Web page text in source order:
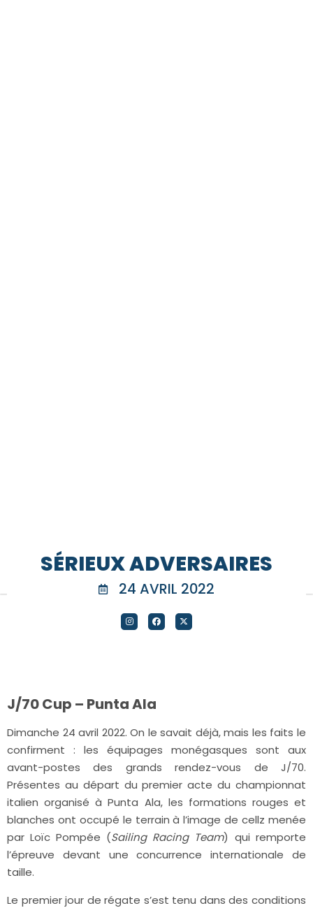
SÉRIEUX ADVERSAIRES
24 AVRIL 2022
J/70 Cup – Punta Ala
Dimanche 24 avril 2022. On le savait déjà, mais les faits le
confirment : les équipages monégasques sont aux
avant-postes des grands rendez-vous de J/70.
Présentes au départ du premier acte du championnat
italien organisé à Punta Ala, les formations rouges et
blanches ont occupé le terrain à l’image de cellz menée
par Loïc Pompée (Sailing Racing Team) qui remporte
l’épreuve devant une concurrence internationale de
taille.
Le premier jour de régate s’est tenu dans des conditions